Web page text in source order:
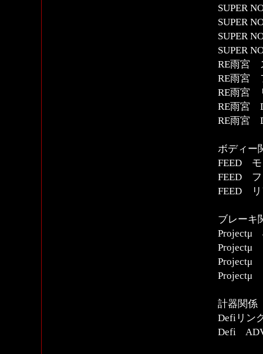
SUPER
SUPER
SUPER
SUPER
RE雨宮
RE雨宮
RE雨宮
RE雨宮
RE雨宮
ボディー
FEED モ
FEED フ
FEED リ
ブレーキ
Projectμ
Projectμ
Projectμ
Projectμ
計器関係
Defiリン
Defi